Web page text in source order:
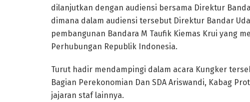
dilanjutkan dengan audiensi bersama Direktur
dimana dalam audiensi tersebut Direktur Bandar
pembangunan Bandara M Taufik Kiemas Krui yang
Perhubungan Republik Indonesia.
Turut hadir mendampingi dalam acara Kungker
Bagian Perekonomian Dan SDA Ariswandi, Kabag
jajaran staf lainnya.